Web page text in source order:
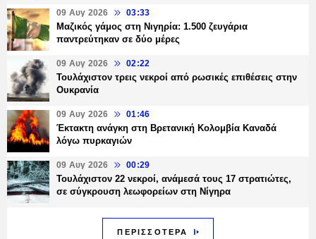
09 Αυγ 2026 03:33
Μαζικός γάμος στη Νιγηρία: 1.500 ζευγάρια
παντρεύτηκαν σε δύο μέρες
09 Αυγ 2026 02:22
Τουλάχιστον τρεις νεκροί από ρωσικές επιθέσεις στην
Ουκρανία
09 Αυγ 2026 01:46
Έκτακτη ανάγκη στη Βρετανική Κολομβία Καναδά
λόγω πυρκαγιών
09 Αυγ 2026 00:29
Τουλάχιστον 22 νεκροί, ανάμεσά τους 17 στρατιώτες,
σε σύγκρουση λεωφορείων στη Νίγηρα
ΠΕΡΙΣΣΟΤΕΡΑ